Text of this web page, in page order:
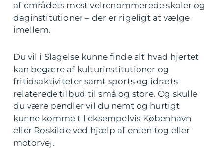
af områdets mest velrenommerede skoler og
daginstitutioner – der er rigeligt at vælge
imellem.
Du vil i Slagelse kunne finde alt hvad hjertet
kan begære af kulturinstitutioner og
fritidsaktiviteter samt sports og idræts
relaterede tilbud til små og store. Og skulle
du være pendler vil du nemt og hurtigt
kunne komme til eksempelvis København
eller Roskilde ved hjælp af enten tog eller
motorvej.